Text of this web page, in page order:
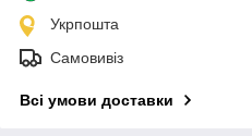
Укрпошта
Самовивіз
Всі умови доставки